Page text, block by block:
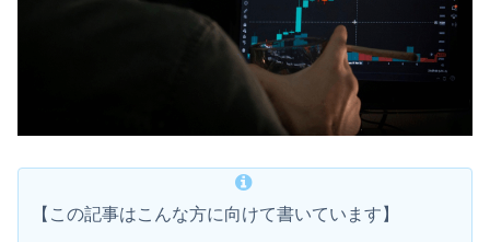
【この記事はこんな方に向けて書いています】